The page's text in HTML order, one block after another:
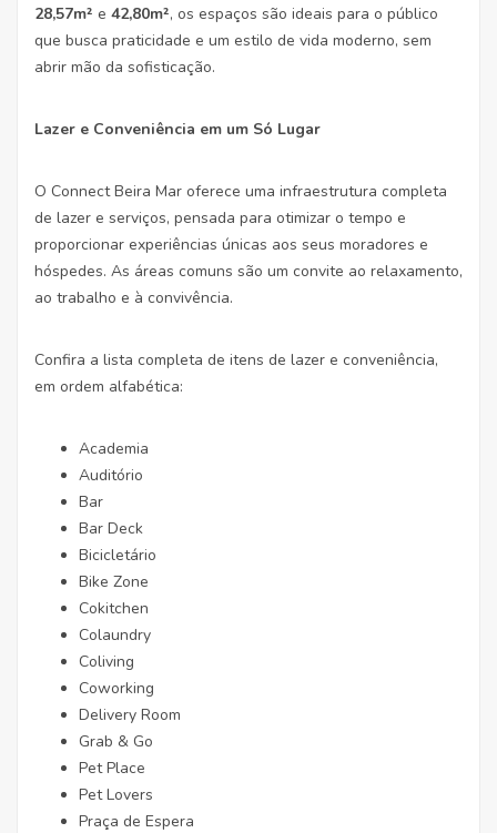
28,57m² e 42,80m², os espaços são ideais para o público
que busca praticidade e um estilo de vida moderno, sem
abrir mão da sofisticação.
Lazer e Conveniência em um Só Lugar
O Connect Beira Mar oferece uma infraestrutura completa
de lazer e serviços, pensada para otimizar o tempo e
proporcionar experiências únicas aos seus moradores e
hóspedes. As áreas comuns são um convite ao relaxamento,
ao trabalho e à convivência.
Confira a lista completa de itens de lazer e conveniência,
em ordem alfabética:
Academia
Auditório
Bar
Bar Deck
Bicicletário
Bike Zone
Cokitchen
Colaundry
Coliving
Coworking
Delivery Room
Grab & Go
Pet Place
Pet Lovers
Praça de Espera